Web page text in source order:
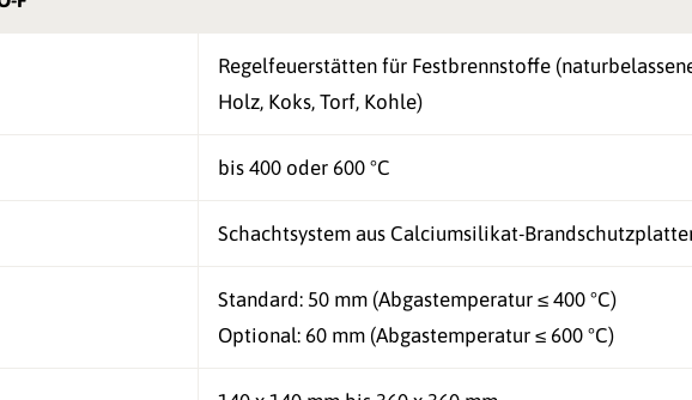
Regelfeuerstätten für Festbrennstoffe
Holz, Koks, Torf, Kohle)
bis 400 oder 600 °C
Schachtsystem aus Calciumsilikat-
Standard: 50 mm (Abgastemperatur ≤ 400 °C)
Optional: 60 mm (Abgastemperatur ≤ 600 °C)